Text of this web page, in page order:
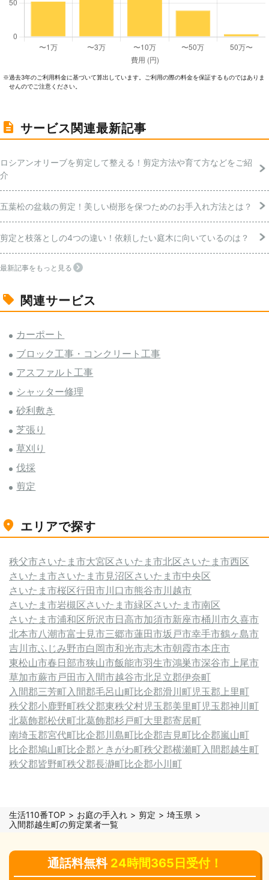
※過去3年のご利⽤料⾦に基づいて算出しています。ご利⽤の際の料⾦を保証するものではありま
せんのでご注意ください。
サービス関連最新記事
ロシアンオリーブを剪定して整える！剪定方法や育て方などをご紹
介
五葉松の盆栽の剪定！美しい樹形を保つためのお手入れ方法とは？
剪定と枝落としの4つの違い！依頼したい庭木に向いているのは？
最新記事をもっと見る
関連サービス
カーポート
ブロック工事・コンクリート工事
アスファルト工事
シャッター修理
砂利敷き
芝張り
草刈り
伐採
剪定
エリアで探す
秩父市さいたま市大宮区さいたま市北区さいたま市西区
さいたま市さいたま市見沼区さいたま市中央区
さいたま市桜区行田市川口市熊谷市川越市
さいたま市岩槻区さいたま市緑区さいたま市南区
さいたま市浦和区所沢市日高市加須市新座市桶川市久喜市
北本市八潮市富士見市三郷市蓮田市坂戸市幸手市鶴ヶ島市
吉川市ふじみ野市白岡市和光市志木市朝霞市本庄市
東松山市春日部市狭山市飯能市羽生市鴻巣市深谷市 上尾市
草加市蕨市戸田市入間市越谷市北足立郡伊奈町
入間郡三芳町入間郡毛呂山町比企郡滑川町児玉郡上里町
秩父郡小鹿野町秩父郡東秩父村児玉郡美里町児玉郡神川町
北葛飾郡松伏町北葛飾郡杉戸町大里郡寄居町
南埼玉郡宮代町比企郡川島町比企郡吉見町比企郡嵐山町
比企郡鳩山町比企郡ときがわ町秩父郡横瀬町入間郡越生町
秩父郡皆野町秩父郡長瀞町比企郡小川町
生活110番TOP お庭の手入れ 剪定
埼玉県
入間郡越生町の剪定業者一覧
通話料無料 24時間365日受付！